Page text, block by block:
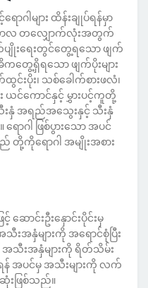
ောဂါများ ထိန်းချုပ်ရန်မှာ
ကာလ တလျှောက်လုံးအတွက်
ျိုးရေးတွင်တွေ့ရသော ဖျက်
ကတွေ့ရှိရသော ဖျက်ပိုးများ
င်းပိုး၊ သစ်ခေါက်စားဖလံ၊
း ယင်ကောင်နှင့် မွှားပင့်ကူတို့
းနှံ အရည်အသွေးနှင့် သီးနှံ
ဂါ ဖြစ်ပွားသော အပင်
ည် တို့ကိုရောဂါ အမျိုးအစား
ဆောင်းဦးနှောင်းပိုင်းမှ
အနှံများကို အရောင်စုံပြီး
သီးအနှံများကို ရိတ်သိမ်း
ရန် အပင်မှ အသီးများကို လက်
းဖြစ်သည်။